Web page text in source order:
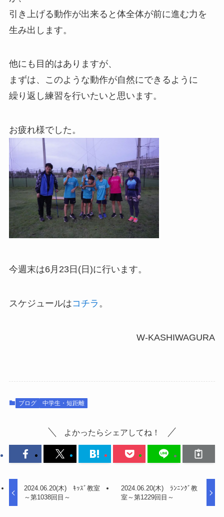
引き上げる動作が出来ると体全体が前に進む力を
生み出します。
他にも目的はありますが、
まずは、このような動作が自然にできるように
繰り返し練習を行いたいと思います。
お疲れ様でした。
今週末は6月23日(日)に行います。
スケジュールはコチラ 。
W-KASHIWAGURA
ブログ 中学生・短距離
よかったらシェアしてね！
2024.06.20(木) ｷｯｽﾞ教室
～第1038回目～
2024.06.20(木) ﾗﾝﾆﾝｸﾞ教
室～第1229回目～